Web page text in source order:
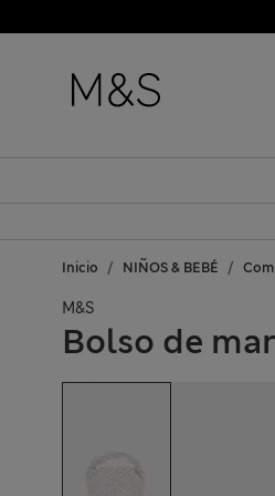
Inicio NIÑOS & BEBÉ
M&S
Bolso de